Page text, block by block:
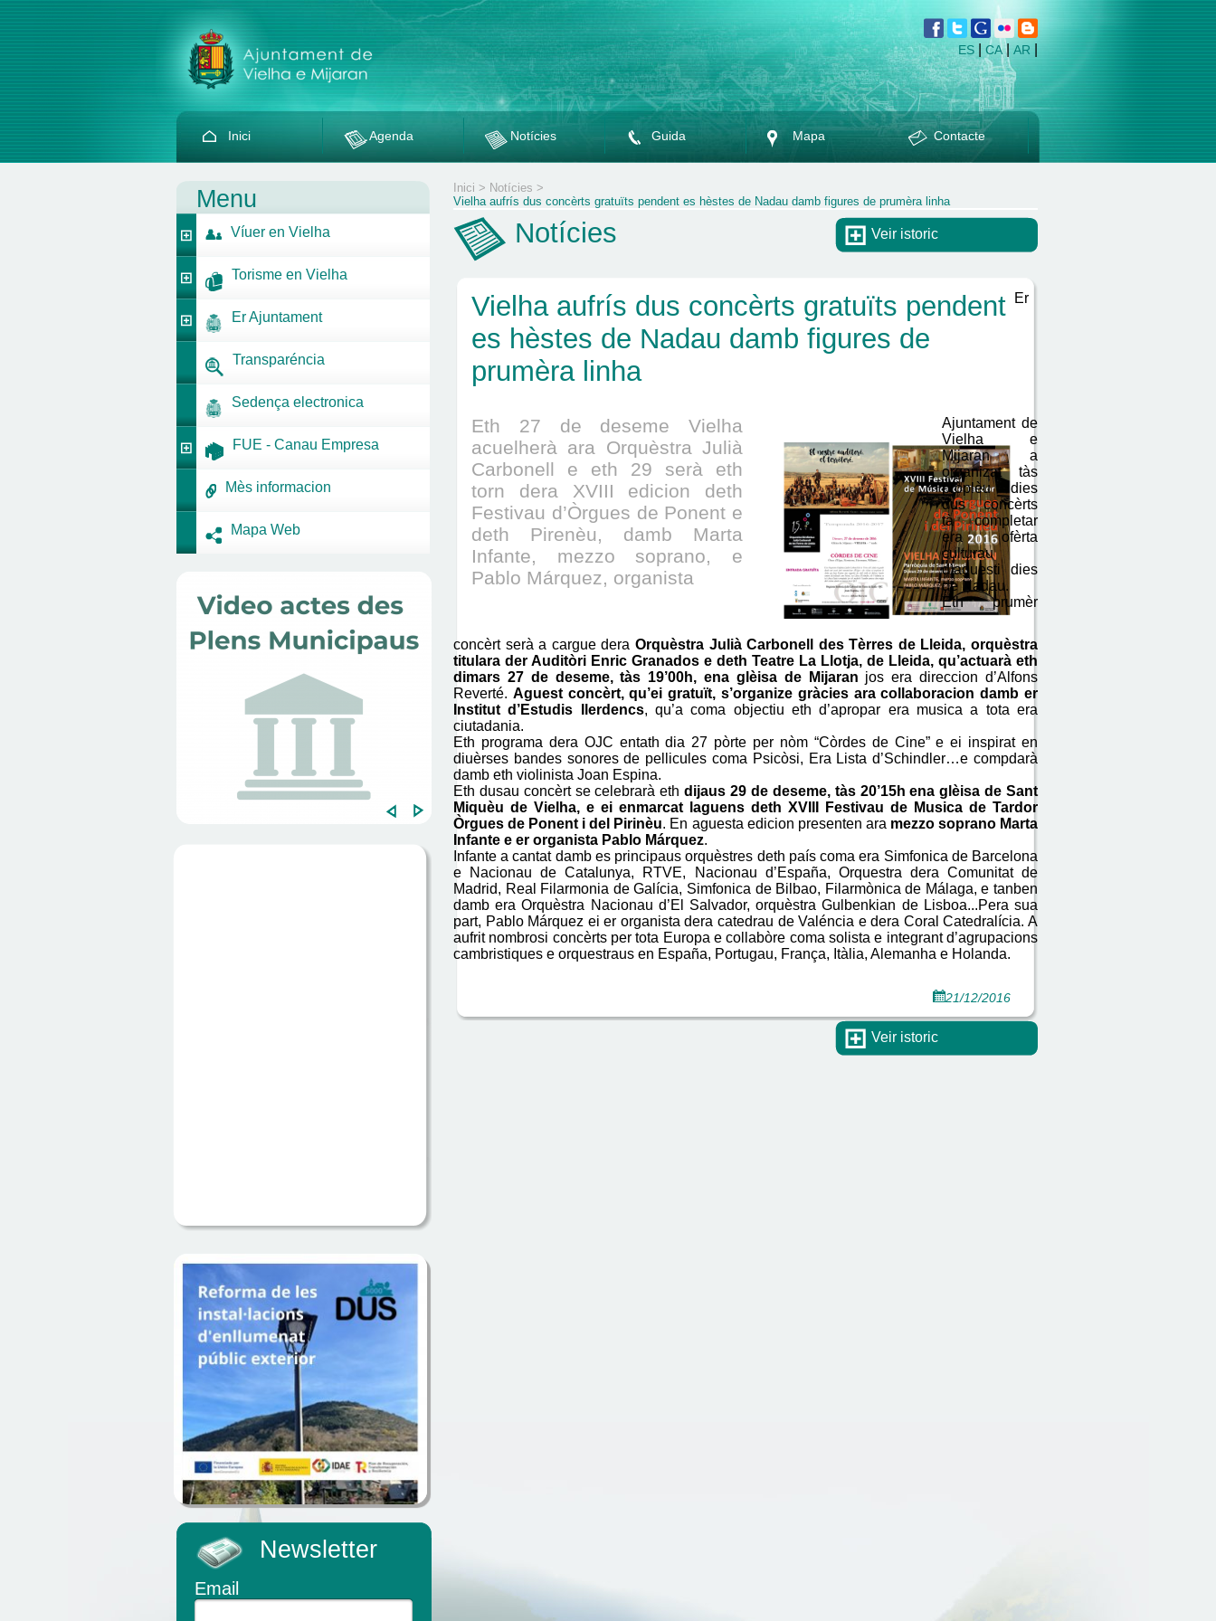
ES CA | AR
Inici Agenda Notícies Guida Mapa Contacte
Menu
Víuer en Vielha
Torisme en Vielha
Er Ajuntament
Transparéncia
Sedença electronica
FUE - Canau Empresa
Mès informacion
Mapa Web
Newsletter
Email
Inici > Notícies >
Vielha aufrís dus concèrts gratuïts pendent es hèstes de Nadau damb figures de prumèra linha
Notícies Veir istoric
Vielha aufrís dus concèrts gratuïts pendent
es hèstes de Nadau damb figures de
prumèra linha
Eth 27 de deseme Vielha
acuelherà ara Orquèstra Julià
Carbonell e eth 29 serà eth
torn dera XVIII edicion deth
Festivau d’Òrgues de Ponent e
deth Pirenèu, damb Marta
Infante, mezzo soprano, e
Pablo Márquez, organista
Er
Ajuntament de
Vielha e
Mijaran a
organizat tàs
pròplèu dies
dus concèrts
tà completar
era ofèrta
culturau
d’aguesti dies
de Nadau.
Eth prumèr
concèrt serà a cargue dera Orquèstra Julià Carbonell des Tèrres de Lleida, orquèstra
titulara der Auditòri Enric Granados e deth Teatre La Llotja, de Lleida, qu’actuarà eth
dimars 27 de deseme, tàs 19’00h, ena glèisa de Mijaran jos era direccion d’Alfons
Reverté. Aguest concèrt, qu’ei gratuït, s’organize gràcies ara collaboracion damb er
Institut d’Estudis Ilerdencs, qu’a coma objectiu eth d’apropar era musica a tota era
ciutadania.
Eth programa dera OJC entath dia 27 pòrte per nòm “Còrdes de Cine” e ei inspirat en
diuèrses bandes sonores de pellicules coma Psicòsi, Era Lista d’Schindler…e compdarà
damb eth violinista Joan Espina.
Eth dusau concèrt se celebrarà ethdijaus 29 de deseme, tàs 20’15h ena glèisa de Sant
Miquèu de Vielha, e ei enmarcat laguens deth XVIII Festivau de Musica de Tardor
Òrgues de Ponent i del Pirinèu. En aguesta edicion presenten ara mezzo soprano Marta
Infante e er organista Pablo Márquez.
Infante a cantat damb es principaus orquèstres deth país coma era Simfonica de Barcelona
e Nacionau de Catalunya, RTVE, Nacionau d’España, Orquestra dera Comunitat de
Madrid, Real Filarmonia de Galícia, Simfonica de Bilbao, Filarmònica de Málaga, e tanben
damb era Orquèstra Nacionau d’El Salvador, orquèstra Gulbenkian de Lisboa...Pera sua
part, Pablo Márquez ei er organista dera catedrau de Valéncia e dera Coral Catedralícia. A
aufrit nombrosi concèrts per tota Europa e collabòre coma solista e integrant d’agrupacions
cambristiques e orquestraus en España, Portugau, França, Itàlia, Alemanha e Holanda.
21/12/2016
Veir istoric